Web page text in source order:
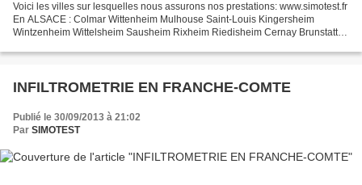
Voici les villes sur lesquelles nous assurons nos prestations: www.simotest.fr
En ALSACE : Colmar Wittenheim Mulhouse Saint-Louis Kingersheim
Wintzenheim Wittelsheim Sausheim Rixheim Riedisheim Cernay Brunstatt
INFILTROMETRIE EN FRANCHE-COMTE
Publié le 30/09/2013 à 21:02
Par SIMOTEST